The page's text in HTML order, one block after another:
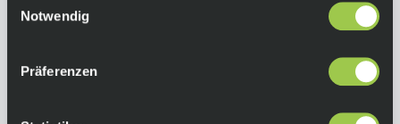
Notwendig
Präferenzen
Art.-Nr.: P103663